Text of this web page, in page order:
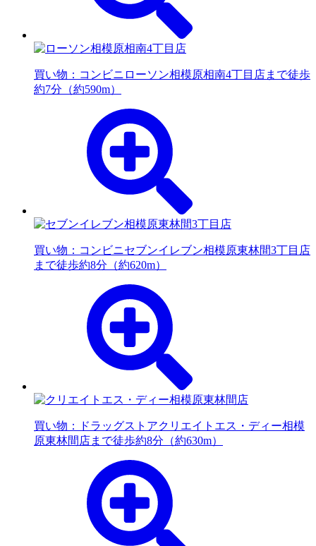
買い物：コンビニ ローソン相模原相南4丁目店まで徒歩
約7分（約590m）
買い物：コンビニセブンイレブン相模原東林間3丁目店
まで徒歩約8分（約620m）
買い物：ドラッグストアクリエイトエス・ディー相模
原東林間店まで徒歩約8分（約630m）